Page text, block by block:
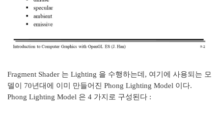
Fragment Shader 는 Lighting 을 수행하는데, 여기에 사용되는 모
델이 70년대에 이미 만들어진 Phong Lighting Model 이다.
Phong Lighting Model 은 4 가지로 구성된다 :